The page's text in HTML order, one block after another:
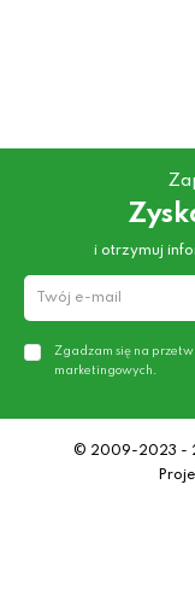
i otrzymuj
Zgadzam się na
marketingowych.
© 2009-2023 -